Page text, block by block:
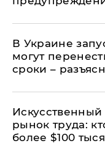
В Украине
могут
сроки –
рынок труда:
более $100